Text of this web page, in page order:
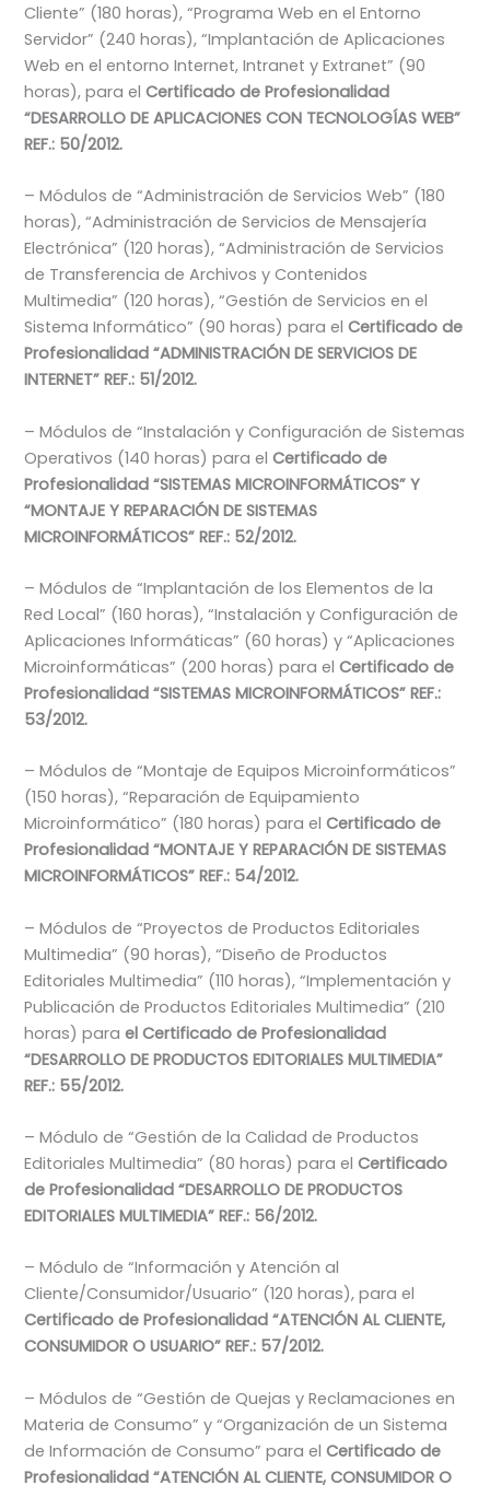
Cliente” (180 horas), “Programa Web en el Entorno
Servidor” (240 horas), “Implantación de Aplicaciones
Web en el entorno Internet, Intranet y Extranet” (90
horas), para elCertificado de Profesionalidad
“DESARROLLO DE APLICACIONES CON TECNOLOGÍAS WEB”
REF.: 50/2012.
– Módulos de “Administración de Servicios Web” (180
horas), “Administración de Servicios de Mensajería
Electrónica” (120 horas), “Administración de Servicios
de Transferencia de Archivos y Contenidos
Multimedia” (120 horas), “Gestión de Servicios en el
Sistema Informático” (90 horas) para elCertificado de
Profesionalidad “ADMINISTRACIÓN DE SERVICIOS DE
INTERNET” REF.: 51/2012.
– Módulos de “Instalación y Configuración de Sistemas
Operativos (140 horas) para elCertificado de
Profesionalidad “SISTEMAS MICROINFORMÁTICOS” Y
“MONTAJE Y REPARACIÓN DE SISTEMAS
MICROINFORMÁTICOS” REF.: 52/2012.
– Módulos de “Implantación de los Elementos de la
Red Local” (160 horas), “Instalación y Configuración de
Aplicaciones Informáticas” (60 horas) y “Aplicaciones
Microinformáticas” (200 horas) para elCertificado de
Profesionalidad “SISTEMAS MICROINFORMÁTICOS” REF.:
53/2012.
– Módulos de “Montaje de Equipos Microinformáticos”
(150 horas), “Reparación de Equipamiento
Microinformático” (180 horas) para elCertificado de
Profesionalidad “MONTAJE Y REPARACIÓN DE SISTEMAS
MICROINFORMÁTICOS” REF.: 54/2012.
– Módulos de “Proyectos de Productos Editoriales
Multimedia” (90 horas), “Diseño de Productos
Editoriales Multimedia” (110 horas), “Implementación y
Publicación de Productos Editoriales Multimedia” (210
horas) parael Certificado de Profesionalidad
“DESARROLLO DE PRODUCTOS EDITORIALES MULTIMEDIA”
REF.: 55/2012.
– Módulo de “Gestión de la Calidad de Productos
Editoriales Multimedia” (80 horas) para elCertificado
de Profesionalidad “DESARROLLO DE PRODUCTOS
EDITORIALES MULTIMEDIA” REF.: 56/2012.
– Módulo de “Información y Atención al
Cliente/Consumidor/Usuario” (120 horas), para el
Certificado de Profesionalidad “ATENCIÓN AL CLIENTE,
CONSUMIDOR O USUARIO” REF.: 57/2012.
– Módulos de “Gestión de Quejas y Reclamaciones en
Materia de Consumo” y “Organización de un Sistema
de Información de Consumo” para elCertificado de
Profesionalidad “ATENCIÓN AL CLIENTE, CONSUMIDOR O